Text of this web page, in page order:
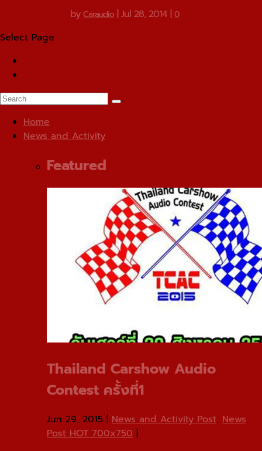
by Caraudio | Jul 28, 2014 | 0
Select Page
Home
News and Activity
Featured
Thailand Carshow Audio
Contest ครั้งที่1
Jun 29, 2015 | News and Activity Post, News
Post HOT 700x750 |